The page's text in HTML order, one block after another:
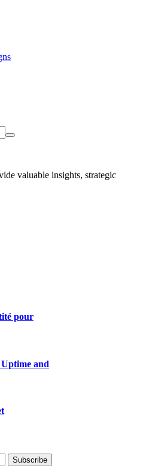
valuable insights, strategic
pour
and
Subscribe